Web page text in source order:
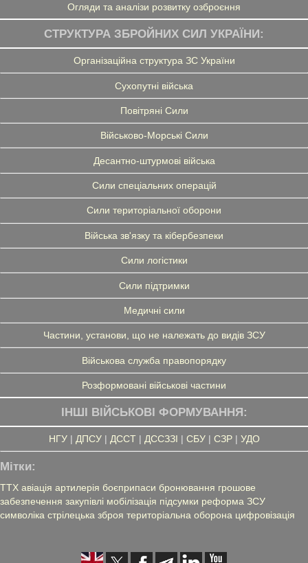
Огляди та аналізи розвитку озброєння
СТРУКТУРА ЗБРОЙНИХ СИЛ УКРАЇНИ:
Організаційна структура ЗС України
Сухопутні війська
Повітряні Сили
Військово-Морські Сили
Десантно-штурмові війська
Сили спеціальних операцій
Сили територіальної оборони
Війська зв'язку та кібербезпеки
Сили логістики
Сили підтримки
Медичні сили
Частини, установи, що не належать до видів ЗСУ
Військова служба правопорядку
Розформовані військові частини
ІНШІ ВІЙСЬКОВІ ФОРМУВАННЯ:
НГУ| ДПСУ| ДССТ| ДССЗЗІ | СБУ| СЗР| УДО
Мітки:
ТТХ авіація артилерія боєприпаси бронювання грошове
забезпечення закупівлі мобілізація підсумки реформа ЗСУ
символіка стрілецька зброя територіальна оборона цифровізація